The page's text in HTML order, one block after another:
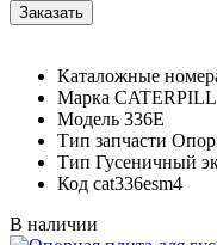
Каталожные
Марка
Модель 336E
Тип запчасти
Тип Гусеничный
Код cat336esm4
В наличии